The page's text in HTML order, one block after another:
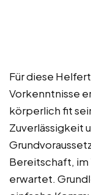
Für diese
Vorkenntnisse
körperlich fit
Zuverlässigkeit
Bereitschaft, im
erwartet.